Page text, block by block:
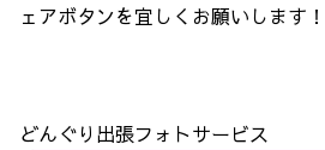
ェアボタンを宜しくお願いします
どんぐり出張フォトサービス